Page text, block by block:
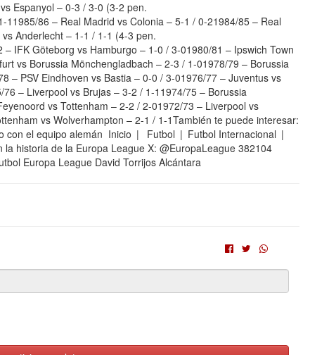
Espanyol – 0-3 / 3-0 (3-2 pen.
86 – Real Madrid vs Colonia – 5-1 / 0-21984/85 – Real
Anderlecht – 1-1 / 1-1 (4-3 pen.
IFK Göteborg vs Hamburgo – 1-0 / 3-01980/81 – Ipswich Town
vs Borussia Mönchengladbach – 2-3 / 1-01978/79 – Borussia
– PSV Eindhoven vs Bastia – 0-0 / 3-01976/77 – Juventus vs
– Liverpool vs Brujas – 3-2 / 1-11974/75 – Borussia
vs Tottenham – 2-2 / 2-01972/73 – Liverpool vs
vs Wolverhampton – 2-1 / 1-1También te puede interesar:
con el equipo alemán Inicio | Futbol | Futbol Internacional |
historia de la Europa League X: @EuropaLeague 382104
Europa League David Torrijos Alcántara